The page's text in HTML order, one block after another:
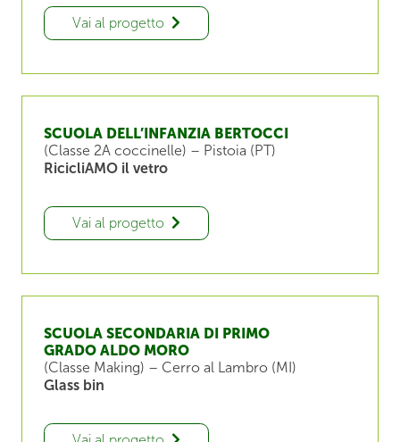
Vai al progetto
SCUOLA DELL’INFANZIA BERTOCCI
(Classe 2A coccinelle) – Pistoia (PT)
RicicliAMO il vetro
Vai al progetto
SCUOLA SECONDARIA DI PRIMO
GRADO ALDO MORO
(Classe Making) – Cerro al Lambro (MI)
Glass bin